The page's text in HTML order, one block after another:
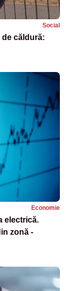
Social
de căldură:
Economie
electrică.
zonă -